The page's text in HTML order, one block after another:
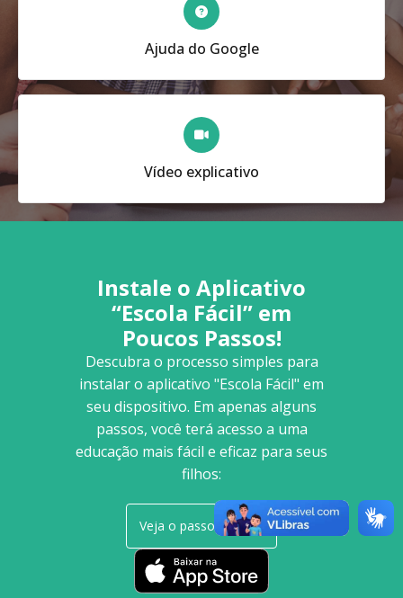
Ajuda do Google
Vídeo explicativo
Instale o Aplicativo
“Escola Fácil” em
Poucos Passos!
Descubra o processo simples para
instalar o aplicativo "Escola Fácil" em
seu dispositivo. Em apenas alguns
passos, você terá acesso a uma
educação mais fácil e eficaz para seus
filhos:
Veja o passo a passo